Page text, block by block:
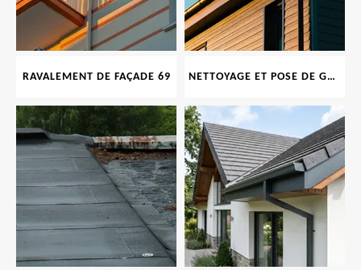
RAVALEMENT DE FAÇADE 69 NETTOYAGE ET POSE DE GOUTTIÈRE 69